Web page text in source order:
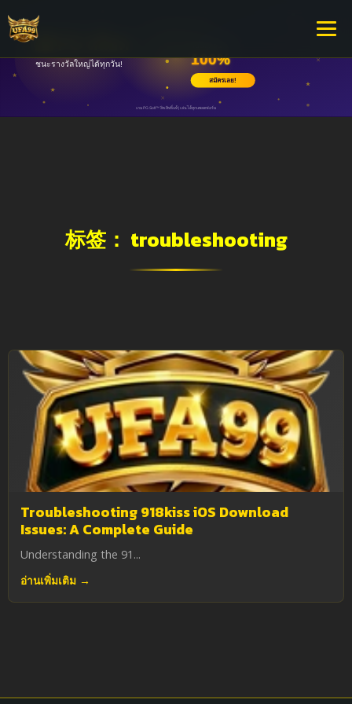
标签： troubleshooting
Troubleshooting 918kiss iOS Download
Issues: A Complete Guide
Understanding the 91...
อ่านเพิ่มเติม →